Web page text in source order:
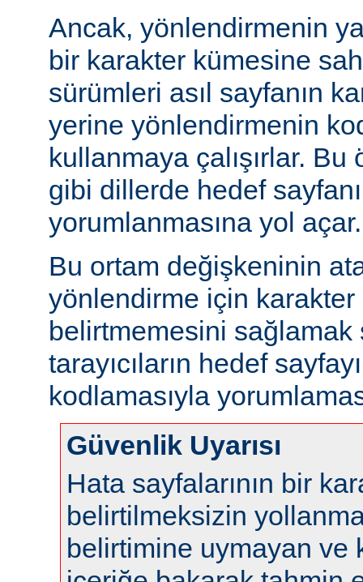
Ancak, yönlendirmenin
bir karakter kümesine
sürümleri asıl sayfanın
yerine yönlendirmenin
kullanmaya çalışırlar.
gibi dillerde hedef
yorumlanmasına yol açar.
Bu ortam değişkeninin
yönlendirme için karakter
belirtmemesini sağlamak
tarayıcıların hedef
kodlamasıyla
Güvenlik Uyarısı
Hata sayfalarının bir
belirtilmeksizin
belirtimine uymayan ve